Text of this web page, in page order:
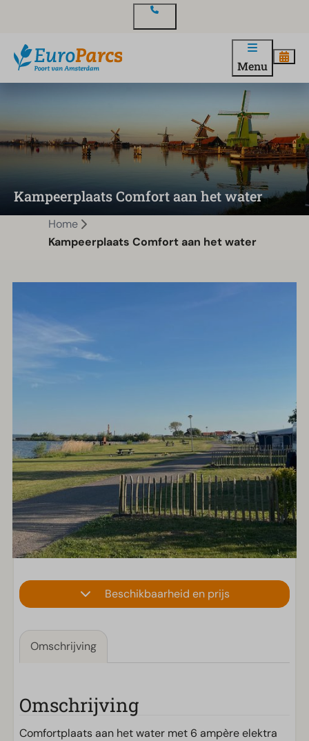
Menu
Kampeerplaats Comfort aan het water
Home
Kampeerplaats Comfort aan het water
Beschikbaarheid en prijs
Omschrijving
Omschrijving
Comfortplaats aan het water met 6 ampère elektra